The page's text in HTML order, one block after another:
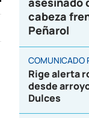
cabeza
Peñarol
COMUNICADO
Rige alerta
desde
Dulces